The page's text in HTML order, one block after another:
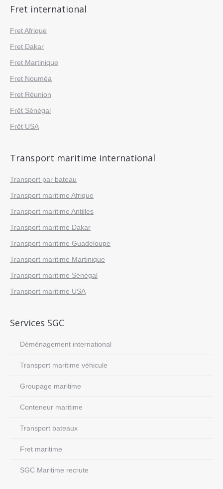
Fret international
Fret Afrique
Fret Dakar
Fret Martinique
Fret Nouméa
Fret Réunion
Frêt Sénégal
Frêt USA
Transport maritime international
Transport par bateau
Transport maritime Afrique
Transport maritime Antilles
Transport maritime Dakar
Transport maritime Guadeloupe
Transport maritime Martinique
Transport maritime Sénégal
Transport maritime USA
Services SGC
Déménagement international
Transport maritime véhicule
Groupage maritime
Conteneur maritime
Transport bateaux
Fret maritime
SGC Maritime recrute